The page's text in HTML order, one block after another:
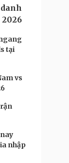
2026
tại
vs
nhập